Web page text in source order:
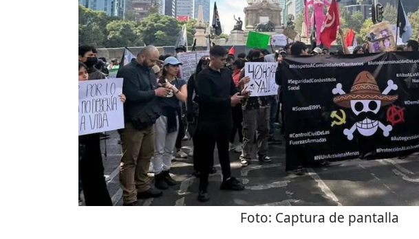
Foto: Captura de pantalla